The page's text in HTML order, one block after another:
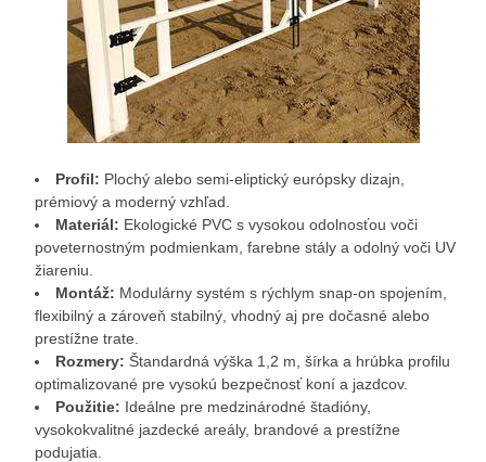
Profil: Plochý alebo semi-eliptický európsky dizajn,
prémiový a moderný vzhľad.
Materiál: Ekologické PVC s vysokou odolnosťou voči
poveternostným podmienkam, farebne stály a odolný voči UV
žiareniu.
Montáž: Modulárny systém s rýchlym snap‑on spojením,
flexibilný a zároveň stabilný, vhodný aj pre dočasné alebo
prestížne trate.
Rozmery: Štandardná výška 1,2 m, šírka a hrúbka profilu
optimalizované pre vysokú bezpečnosť koní a jazdcov.
Použitie: Ideálne pre medzinárodné štadióny,
vysokokvalitné jazdecké areály, brandové a prestížne
podujatia.